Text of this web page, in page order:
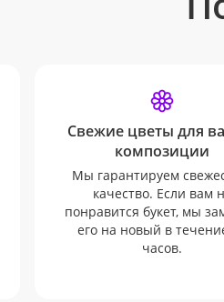
Свежие цветы для
композиции
Мы гарантируем
качество. Если вам
понравится букет, мы
его на новый в
часов.